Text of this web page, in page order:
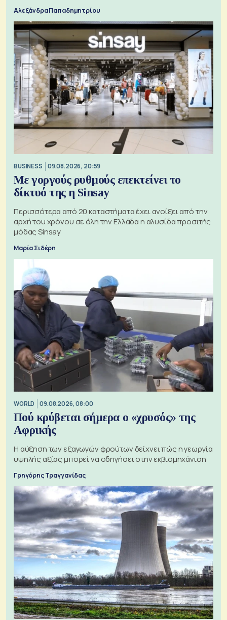
Αλεξάνδρα Παπαδημητρίου
BUSINESS 09.08.2026, 20:59
Με γοργούς ρυθμούς επεκτείνει το
δίκτυό της η Sinsay
Περισσότερα από 20 καταστήματα έχει ανοίξει από την
αρχή του χρόνου σε όλη την Ελλάδα η αλυσίδα προσιτής
μόδας Sinsay
Μαρία Σιδέρη
WORLD 09.08.2026, 08:00
Πού κρύβεται σήμερα ο «χρυσός» της
Αφρικής
Η αύξηση των εξαγωγών φρούτων δείχνει πώς η γεωργία
υψηλής αξίας μπορεί να οδηγήσει στην εκβιομηχάνιση
Γρηγόρης Τραγγανίδας